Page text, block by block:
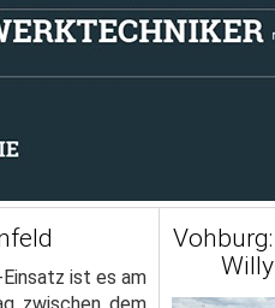
ist es am